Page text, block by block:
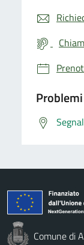
Comune di